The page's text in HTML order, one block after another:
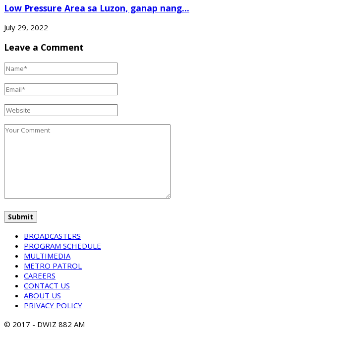
Low Pressure Area sa Luzon, ganap nang...
July 29, 2022
Leave a Comment
BROADCASTERS
PROGRAM SCHEDULE
MULTIMEDIA
METRO PATROL
CAREERS
CONTACT US
ABOUT US
PRIVACY POLICY
© 2017 - DWIZ 882 AM